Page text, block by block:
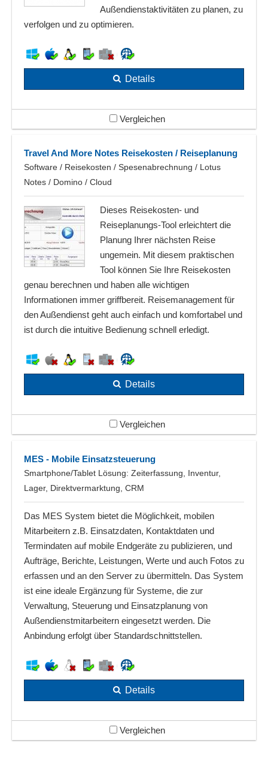
Außendienstaktivitäten zu planen, zu
verfolgen und zu optimieren.
Details
Vergleichen
Travel And More Notes Reisekosten / Reiseplanung
Software / Reisekosten / Spesenabrechnung / Lotus
Notes / Domino / Cloud
Dieses Reisekosten- und
Reiseplanungs-Tool erleichtert die
Planung Ihrer nächsten Reise
ungemein. Mit diesem praktischen
Tool können Sie Ihre Reisekosten
genau berechnen und haben alle wichtigen
Informationen immer griffbereit. Reisemanagement für
den Außendienst geht auch einfach und komfortabel und
ist durch die intuitive Bedienung schnell erledigt.
Details
Vergleichen
MES - Mobile Einsatzsteuerung
Smartphone/Tablet Lösung: Zeiterfassung, Inventur,
Lager, Direktvermarktung, CRM
Das MES System bietet die Möglichkeit, mobilen
Mitarbeitern z.B. Einsatzdaten, Kontaktdaten und
Termindaten auf mobile Endgeräte zu publizieren, und
Aufträge, Berichte, Leistungen, Werte und auch Fotos zu
erfassen und an den Server zu übermitteln. Das System
ist eine ideale Ergänzung für Systeme, die zur
Verwaltung, Steuerung und Einsatzplanung von
Außendienstmitarbeitern eingesetzt werden. Die
Anbindung erfolgt über Standardschnittstellen.
Details
Vergleichen